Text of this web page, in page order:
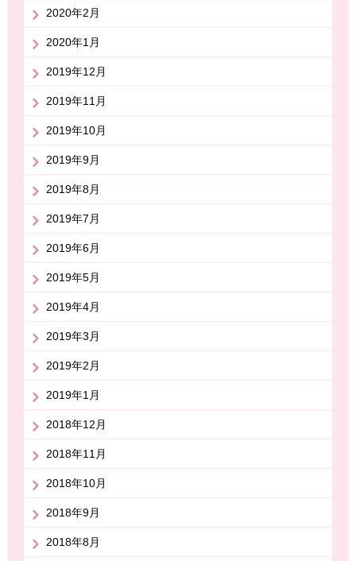
2020年2月
2020年1月
2019年12月
2019年11月
2019年10月
2019年9月
2019年8月
2019年7月
2019年6月
2019年5月
2019年4月
2019年3月
2019年2月
2019年1月
2018年12月
2018年11月
2018年10月
2018年9月
2018年8月